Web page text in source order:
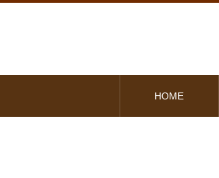
HOME